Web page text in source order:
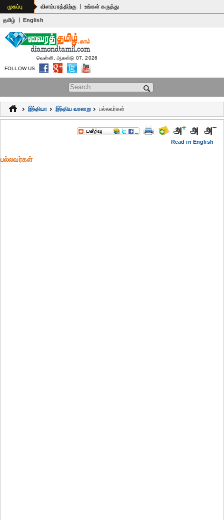
முகப்பு விளம்பரத்திற்கு | உங்கள் கருத்து
தமிழ் | English
Search form
வெள்ளி, ஆகஸ்டு 07, 2026
FOLLOW US
இந்தியா இந்திய வரலாறு பல்லவர்கள்
Read in English
பல்லவர்கள்